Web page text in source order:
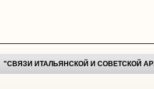
"СВЯЗИ ИТАЛЬЯНСКОЙ И СОВЕТСКОЙ